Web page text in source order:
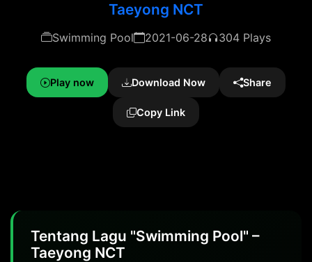
Taeyong NCT
Swimming Pool 2021-06-28 304 Plays
Play now Download Now Share
Copy Link
Tentang Lagu "Swimming Pool" –
Taeyong NCT